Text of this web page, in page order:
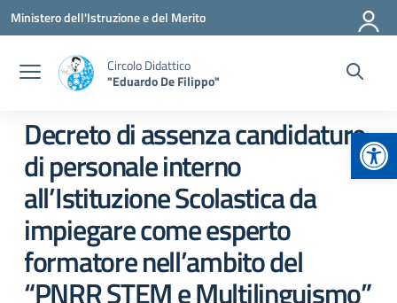
Vai ai contenuti
Vai al menu di navigazione
Vai al footer
Ministero dell'Istruzione e del Merito
Circolo Didattico
"Eduardo De Filippo"
Decreto di assenza candidature
di personale interno
all’Istituzione Scolastica da
impiegare come esperto
formatore nell’ambito del
“PNRR STEM e Multilinguismo”